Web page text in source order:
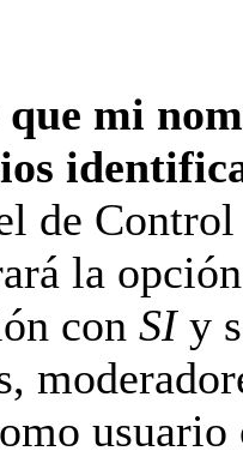
mi
de
la
con SIy
usuario